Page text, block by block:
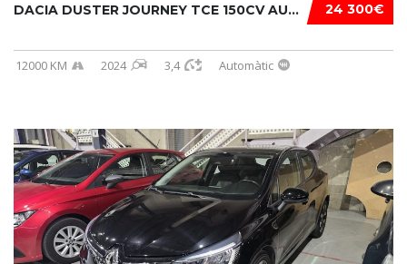
24 300€
DACIA DUSTER JOURNEY TCE 150CV AUTOM EDC...
12000 KM 2024 3,4 Automàtic